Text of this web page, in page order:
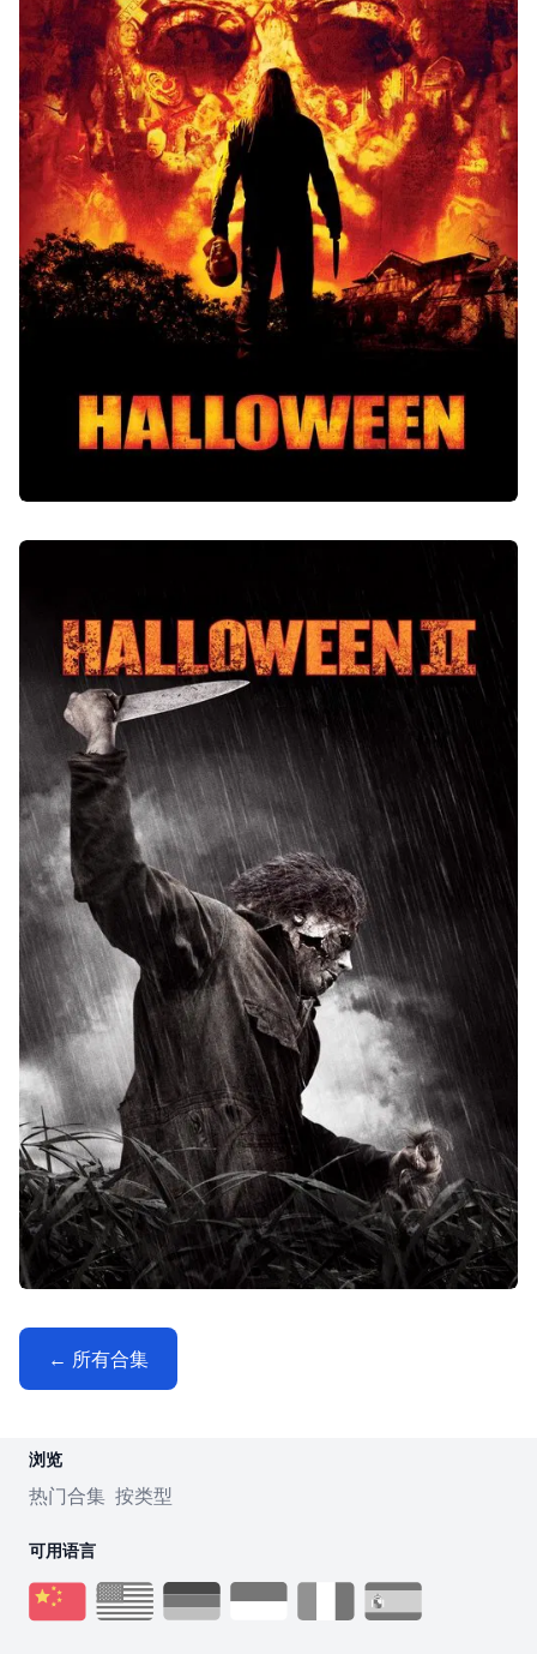
← 所有合集
浏览
热门合集 按类型
可用语言